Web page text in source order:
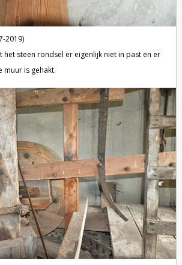
2019)
het steen rondsel er eigenlijk niet in past en er
muur is gehakt.